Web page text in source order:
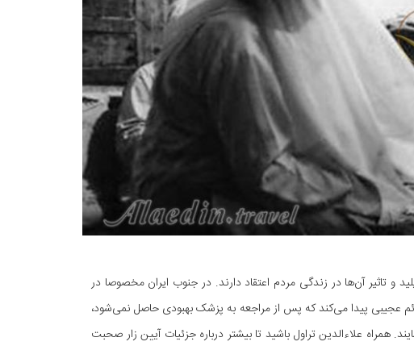
و تاثیر آن‌ها در زندگی مردم اعتقاد دارند. در جنوب ایران مخصوصا در
عجیبی پیدا می‌کند که پس از مراجعه به پزشک بهبودی حاصل نمی‌شود،
همراه علاءالدین تراول باشید تا بیشتر درباره جزئیات آیین زار صحبت